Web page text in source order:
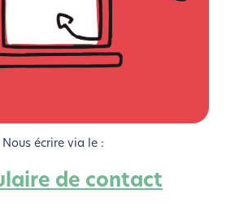
Nous écrire via le :
de contact